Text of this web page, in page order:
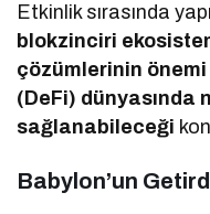
Etkinlik sırasında
blokzinciri
çözümlerinin
(DeFi) dünyasında
sağlanabileceği
Babylon’un